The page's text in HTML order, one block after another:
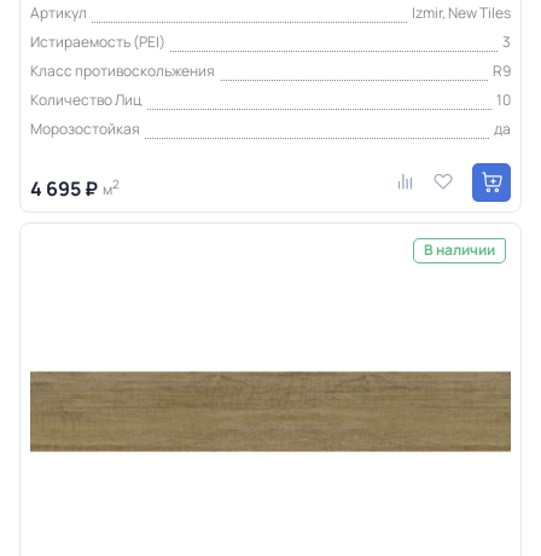
Артикул
Izmir, New Tiles
Истираемость (PEI)
3
Класс противоскольжения
R9
Количество Лиц
10
Морозостойкая
да
4 695 ₽ м2
В наличии